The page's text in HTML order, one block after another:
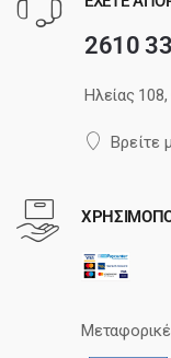
2610
Ηλείας
Βρείτε